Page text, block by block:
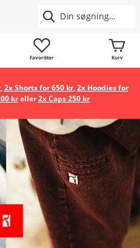
Favoritter Kurv
,2x Shorts for 650 kr,2x Hoodies for
kreller2x Caps 250 kr